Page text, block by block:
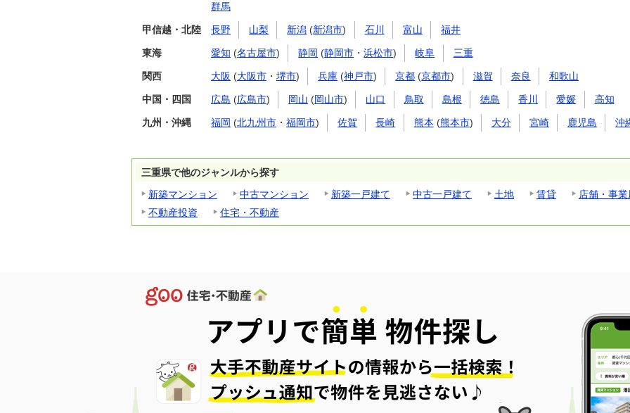
群馬
甲信越・北陸 長野 山梨 新潟 (新潟市) 石川 富山 福井
東海 愛知 (名古屋市) 静岡 (静岡市 ・浜松市) 岐阜 三重
関西 大阪 (大阪市 ・ 堺市) 兵庫 (神戸市) 京都 (京都市) 滋賀 奈良 和歌山
中国・四国 広島 (広島市) 岡山 (岡山市) 山口 鳥取 島根 徳島 香川 愛媛 高知
九州・沖縄 福岡 (北九州市 ・ 福岡市) 佐賀 長崎 熊本 (熊本市) 大分 宮崎 鹿児島 沖
三重県で他のジャンルから探す
新築マンション
中古マンション 新築一戸建て 中古一戸建て 土地 賃貸
店舗・事業
不動産投資
住宅・不動産